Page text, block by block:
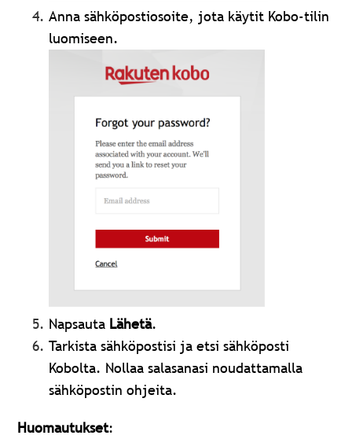
Anna sähköpostiosoite, jota käytit Kobo-tilin
luomiseen.
Napsauta Lähetä.
Tarkista sähköpostisi ja etsi sähköposti
Kobolta. Nollaa salasanasi noudattamalla
sähköpostin ohjeita.
Huomautukset: